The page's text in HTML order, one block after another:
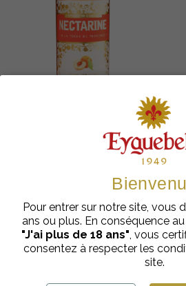
Apéritifs à base de fruits
cl
Ajouter au panier
Pour entrer sur notre site, vous
ans ou plus. En conséquence
"J'ai plus de 18 ans", vous
consentez à respecter les
site.